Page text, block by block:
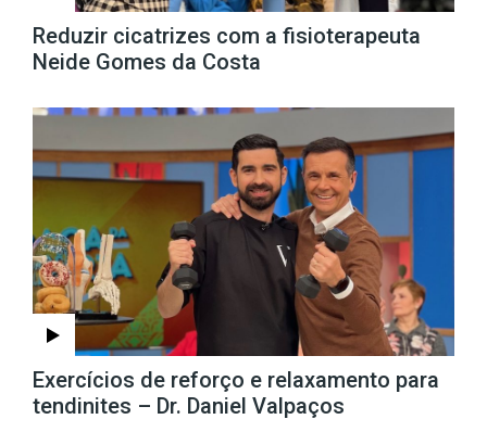
Reduzir cicatrizes com a fisioterapeuta
Neide Gomes da Costa
Exercícios de reforço e relaxamento para
tendinites – Dr. Daniel Valpaços